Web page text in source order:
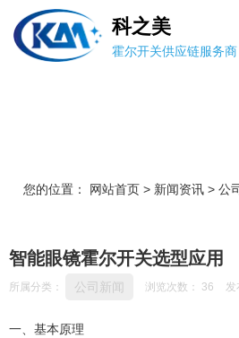
科之美
霍尔开关供应链服务商
您的位置： 网站首页 > 新闻资讯 > 公
智能眼镜霍尔开关选型应用
所属分类： 公司新闻 浏览次数： 36
一、基本原理